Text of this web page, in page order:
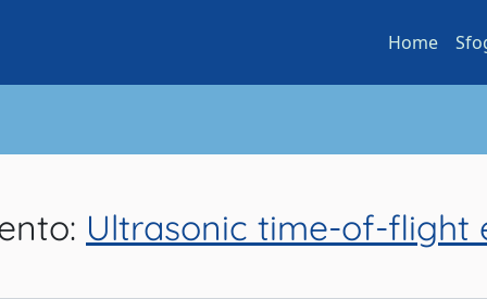
Home
Ultrasonic time-of-flight